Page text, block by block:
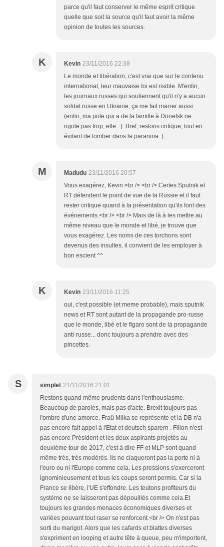
parce qu'il faut conserver le même esprit critique
quelle que soit la source qu'il faut avoir la même
opinion de toutes les sources.
K Kevin 23/11/2016 22:38
Le monde et libération, c'est vrai que sur le contenu
international, leur mauvaise foi est risible. M'enfin,
les journaux russes qui soutiennent qu'il n'y a aucun
soldat russe en Ukraine, ça me fait marrer aussi
(enfin, ma pote qui a de la famille à Donetsk ne
rigole pas trop, elle...). Bref, restons critique, tout en
évitant de tomber dans la paranoia :)
M Madudu 23/11/2016 20:57
Vous exagérez, Kevin.<br /> <br /> Certes Sputnik et
RT défendent le point de vue de la Russie et il faut
rester critique quand à la présentation qu'ils font des
événements.<br /> <br /> Mais de là à les mettre au
même niveau que le monde et libé, je trouve que
vous exagérez. Les noms de ces torchons sont
devenus des insultes, il convient de les employer à
bon escient ^^
K Kevin 23/11/2016 11:25
oui, c'est possible (et meme probable), mais sputnik
news et RT sont autant de la propagande pro-russe
que le monde, libé et le figaro sont de la propagande
anti-russe... donc toujours a prendre avec des
pincettes.
S simplet 21/11/2016 21:01
Restons quand même prudents dans l'enthousiasme.
Beaucoup de paroles, mais pas d'acte. Brexit toujours pas
l'ombre d'une amorce. Fraü Milka se représente et la DB n'a
pas encore fait appel à l'Etat et deutsch sparern . Fillon n'est
pas encore Président et les deux aspirants projetés au
deuxième tour de 2017, c'est à dire FF et MLP sont quand
même très, très modérés. Ils ne claqueront pas la porte ni à
l'euro ou ni l'Europe comme cela. Les pressions s'exerceront
ignominieusement et tous les coups seront permis. Car si la
France se libère, l'UE s'effondre. Les teutons profiteurs du
système ne se laisseront pas dépouillés comme cela.Et
toujours les grandes menaces économiques diverses et
variées pouvant tout raser se renforcent.<br /> On n'est pas
sorti du marigot. Alors que les cafards et blattes diverses
s'expriment en looping et autre tête à queue, peu m'importent,